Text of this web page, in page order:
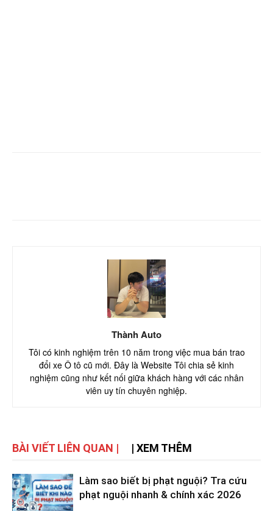
Thành Auto
Tôi có kinh nghiệm trên 10 năm trong việc mua bán trao
đổi xe Ô tô cũ mới. Đây là Website Tôi chia sẻ kinh
nghiệm cũng như kết nối giữa khách hàng với các nhân
viên uy tín chuyên nghiệp.
BÀI VIẾT LIÊN QUAN | | XEM THÊM
Làm sao biết bị phạt nguội? Tra cứu
phạt nguội nhanh & chính xác 2026